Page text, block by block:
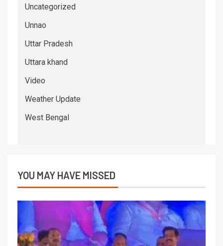
Uncategorized
Unnao
Uttar Pradesh
Uttara khand
Video
Weather Update
West Bengal
YOU MAY HAVE MISSED